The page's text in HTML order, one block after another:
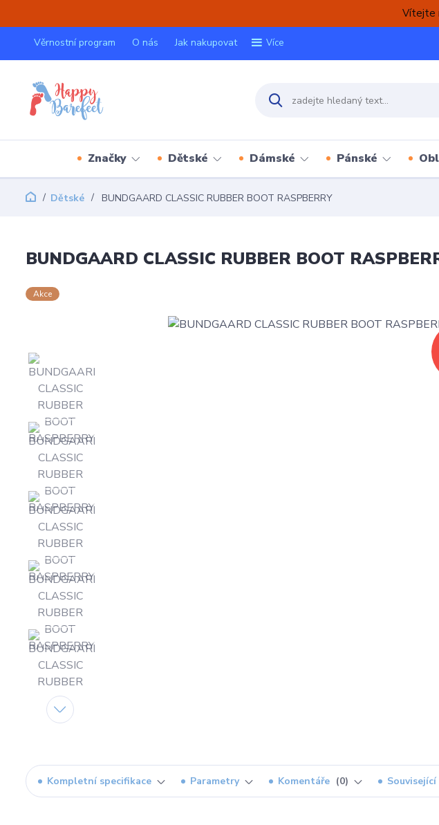
Vítejte
Věrnostní program O nás Jak nakupovat Více
Značky Dětské Dámské Pánské
Dětské BUNDGAARD CLASSIC RUBBER BOOT RASPBERRY
BUNDGAARD CLASSIC RUBBER BOOT
Akce
Kompletní specifikace Parametry Komentáře 0